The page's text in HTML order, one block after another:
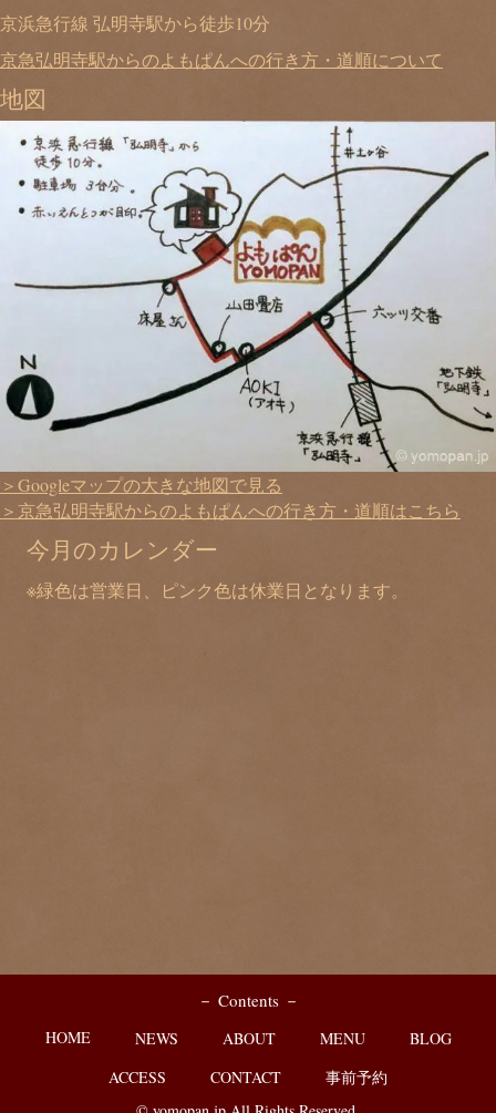
京浜急行線 弘明寺駅から徒歩10分
京急弘明寺駅からのよもぱんへの行き方・道順について
地図
＞Googleマップの大きな地図で見る
＞京急弘明寺駅からのよもぱんへの行き方・道順はこちら
今月のカレンダー
※緑色は営業日、ピンク色は休業日となります。
－ Contents －
HOME NEWS ABOUT MENU
BLOG
ACCESS
CONTACT
事前予約